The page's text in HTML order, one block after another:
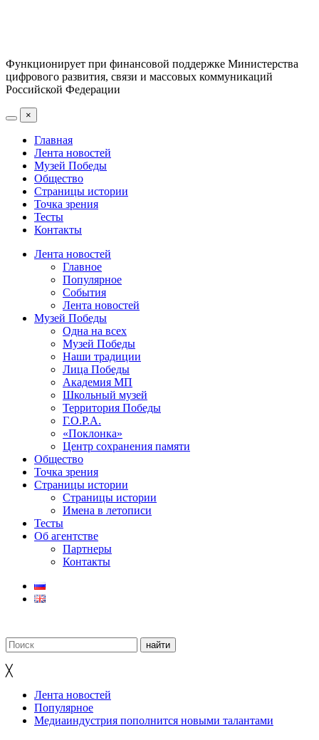
Функционирует при финансовой поддержке Министерства
цифрового развития, связи и массовых коммуникаций
Российской Федерации
×
Главная
Лента новостей
Музей Победы
Общество
Страницы истории
Точка зрения
Тесты
Контакты
Лента новостей
Главное
Популярное
События
Лента новостей
Музей Победы
Одна на всех
Музей Победы
Наши традиции
Лица Победы
Академия МП
Школьный музей
Территория Победы
Г.О.Р.А.
«Поклонка»
Центр сохранения памяти
Общество
Точка зрения
Страницы истории
Страницы истории
Имена в летописи
Тесты
Об агентстве
Партнеры
Контакты
╳
Лента новостей
Популярное
Медиаиндустрия пополнится новыми талантами